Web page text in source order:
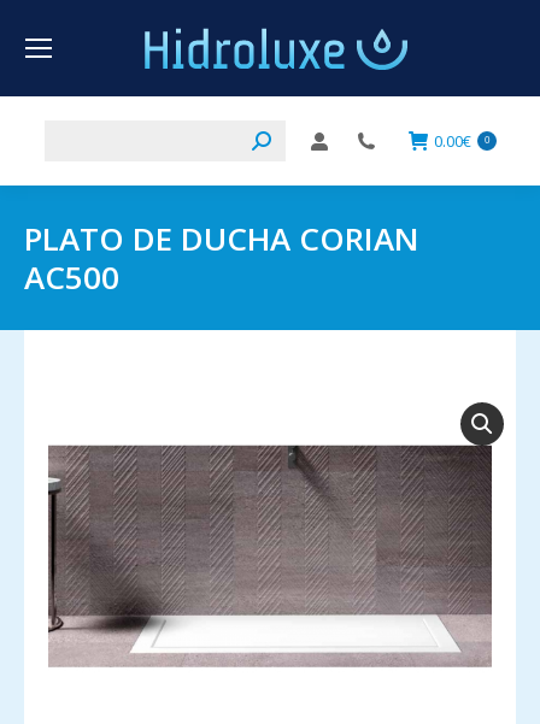
0.00€ 0
PLATO DE DUCHA CORIAN
AC500